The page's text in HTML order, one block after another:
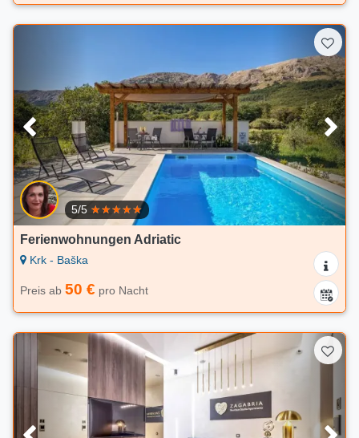
5/5
Ferienwohnungen Adriatic
Krk - Baška
Preis ab 50 € pro Nacht